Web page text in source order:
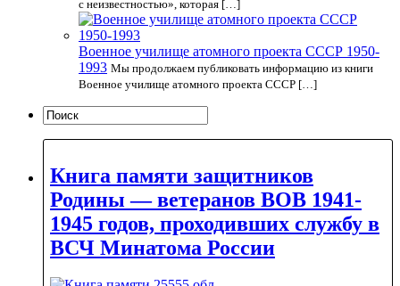
с неизвестностью», которая […]
Военное училище атомного проекта СССР 1950-
1993 Мы продолжаем публиковать информацию из книги
Военное училище атомного проекта СССР […]
Книга памяти защитников
Родины — ветеранов ВОВ 1941-
1945 годов, проходивших службу в
ВСЧ Минатома России